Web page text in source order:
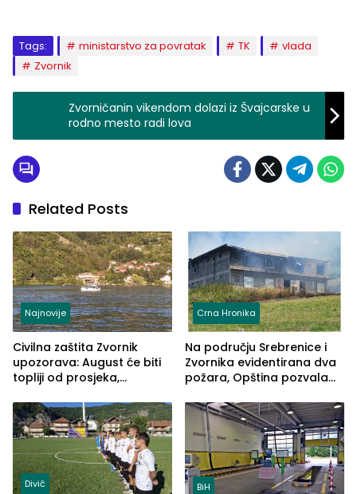
Tags: ministarstvo za povratak TK
vlada
Zvornik
Zvorničanin vikendom dolazi iz Švajcarske u
rodno mesto radi lova
Related Posts
Najnovije
Civilna zaštita Zvornik
upozorava: August će biti
topliji od prosjeka,
nestašice vode
Crna Hronika
Na području Srebrenice i
Zvornika evidentirana dva
požara, Opština pozvala
Divič BiH